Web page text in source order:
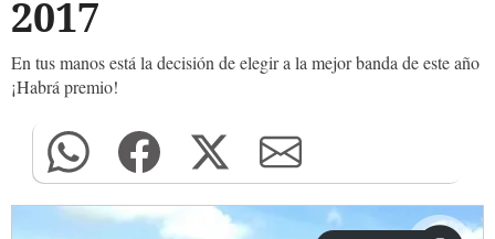
2017
En tus manos está la decisión de elegir a la mejor banda de este año
¡Habrá premio!